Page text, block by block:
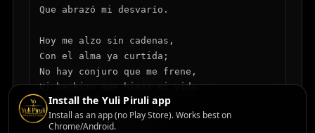
Que abrazó mi desvarío.
Hoy me alzo sin cadenas,
Con el alma ya curtida;
No hay conjuro que me frene,
Ni hechizo que hiera mi vida.
Fui del amor penitente,
Install the Yuli Piruli app
Install as an app (no Play Store). Works best on
Chrome/Android.